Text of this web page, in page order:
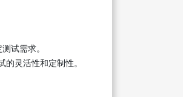
试需求。
灵活性和定制性。